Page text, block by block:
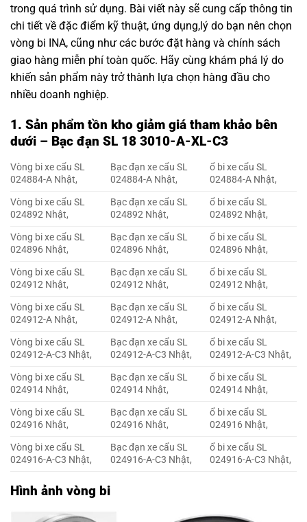
trong quá trình sử dụng. Bài viết này sẽ cung cấp thông tin
chi tiết về đặc điểm kỹ thuật, ứng dụng,lý do bạn nên chọn
vòng bi INA, cũng như các bước đặt hàng và chính sách
giao hàng miễn phí toàn quốc. Hãy cùng khám phá lý do
khiến sản phẩm này trở thành lựa chọn hàng đầu cho
nhiều doanh nghiệp.
1. Sản phẩm tồn kho giảm giá tham khảo bên
dưới – Bạc đạn SL 18 3010-A-XL-C3
Vòng bi xe cẩu SL
024884-A Nhật,
Bạc đạn xe cẩu SL
024884-A Nhật,
ổ bi xe cẩu SL
024884-A Nhật,
Vòng bi xe cẩu SL
024892 Nhật,
Bạc đạn xe cẩu SL
024892 Nhật,
ổ bi xe cẩu SL
024892 Nhật,
Vòng bi xe cẩu SL
024896 Nhật,
Bạc đạn xe cẩu SL
024896 Nhật,
ổ bi xe cẩu SL
024896 Nhật,
Vòng bi xe cẩu SL
024912 Nhật,
Bạc đạn xe cẩu SL
024912 Nhật,
ổ bi xe cẩu SL
024912 Nhật,
Vòng bi xe cẩu SL
024912-A Nhật,
Bạc đạn xe cẩu SL
024912-A Nhật,
ổ bi xe cẩu SL
024912-A Nhật,
Vòng bi xe cẩu SL
024912-A-C3 Nhật,
Bạc đạn xe cẩu SL
024912-A-C3 Nhật,
ổ bi xe cẩu SL
024912-A-C3 Nhật,
Vòng bi xe cẩu SL
024914 Nhật,
Bạc đạn xe cẩu SL
024914 Nhật,
ổ bi xe cẩu SL
024914 Nhật,
Vòng bi xe cẩu SL
024916 Nhật,
Bạc đạn xe cẩu SL
024916 Nhật,
ổ bi xe cẩu SL
024916 Nhật,
Vòng bi xe cẩu SL
024916-A-C3 Nhật,
Bạc đạn xe cẩu SL
024916-A-C3 Nhật,
ổ bi xe cẩu SL
024916-A-C3 Nhật,
Hình ảnh vòng bi